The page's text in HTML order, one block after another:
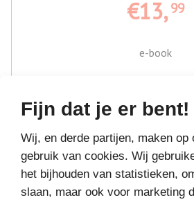
Fijn dat je er bent!
Wij, en derde partijen, maken op
gebruik van cookies. Wij
het bijhouden van statistieken,
slaan, maar ook voor marketing
€13,99
e-book